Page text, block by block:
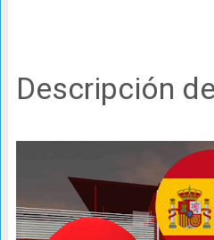
Descripción